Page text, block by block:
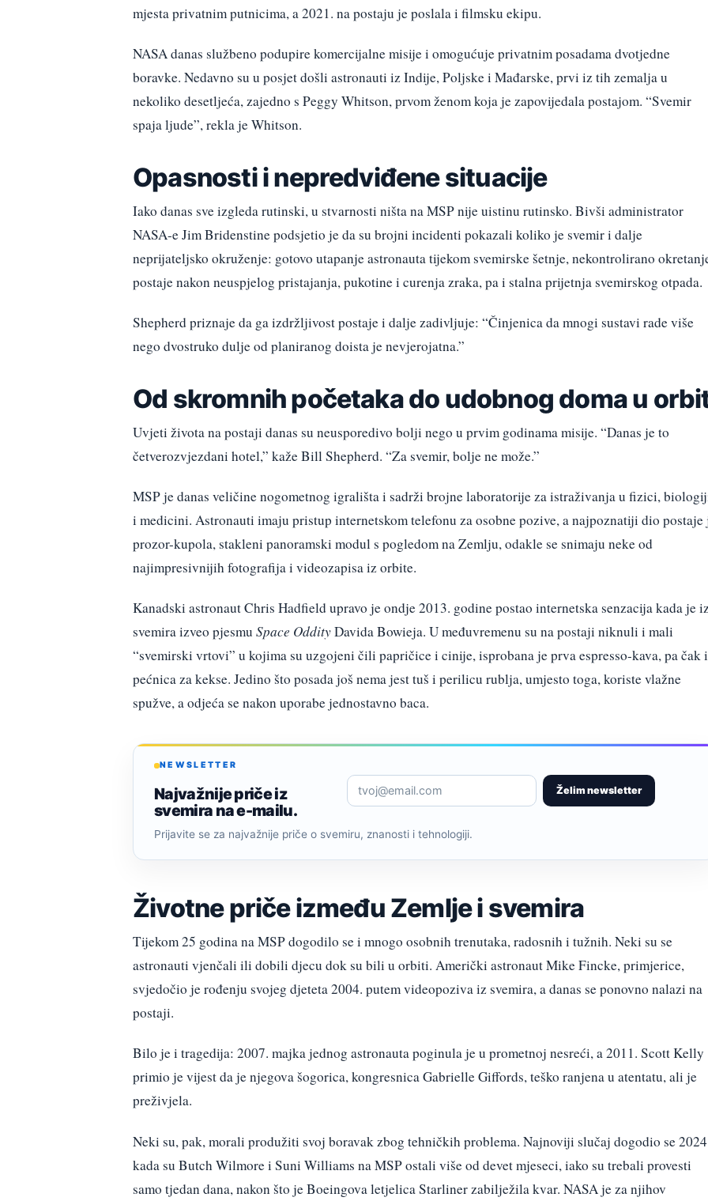
mjesta privatnim putnicima, a 2021. na postaju je poslala i filmsku ekipu.
NASA danas službeno podupire komercijalne misije i omogućuje privatnim posadama dvotjedne
boravke. Nedavno su u posjet došli astronauti iz Indije, Poljske i Mađarske, prvi iz tih zemalja u
nekoliko desetljeća, zajedno s Peggy Whitson, prvom ženom koja je zapovijedala postajom. “Svemir
spaja ljude”, rekla je Whitson.
Opasnosti i nepredviđene situacije
Iako danas sve izgleda rutinski, u stvarnosti ništa na MSP nije uistinu rutinsko. Bivši administrator
NASA-e Jim Bridenstine podsjetio je da su brojni incidenti pokazali koliko je svemir i dalje
neprijateljsko okruženje: gotovo utapanje astronauta tijekom svemirske šetnje, nekontrolirano
postaje nakon neuspjelog pristajanja, pukotine i curenja zraka, pa i stalna prijetnja svemirskog otpada.
Shepherd priznaje da ga izdržljivost postaje i dalje zadivljuje: “Činjenica da mnogi sustavi rade više
nego dvostruko dulje od planiranog doista je nevjerojatna.”
Od skromnih početaka do udobnog doma u
Uvjeti života na postaji danas su neusporedivo bolji nego u prvim godinama misije. “Danas je to
četverozvjezdani hotel,” kaže Bill Shepherd. “Za svemir, bolje ne može.”
MSP je danas veličine nogometnog igrališta i sadrži brojne laboratorije za istraživanja u fizici,
i medicini. Astronauti imaju pristup internetskom telefonu za osobne pozive, a najpoznatiji dio postaje
prozor-kupola, stakleni panoramski modul s pogledom na Zemlju, odakle se snimaju neke od
najimpresivnijih fotografija i videozapisa iz orbite.
Kanadski astronaut Chris Hadfield upravo je ondje 2013. godine postao internetska senzacija kada je
svemira izveo pjesmu Space OddityDavida Bowieja. U međuvremenu su na postaji niknuli i mali
“svemirski vrtovi” u kojima su uzgojeni čili papričice i cinije, isprobana je prva espresso-kava, pa čak i
pećnica za kekse. Jedino što posada još nema jest tuš i perilicu rublja, umjesto toga, koriste vlažne
spužve, a odjeća se nakon uporabe jednostavno baca.
NEWSLETTER
Najvažnije priče iz
svemira na e-mailu.
Želim newsletter
Prijavite se za najvažnije priče o svemiru, znanosti i tehnologiji.
Životne priče između Zemlje i svemira
Tijekom 25 godina na MSP dogodilo se i mnogo osobnih trenutaka, radosnih i tužnih. Neki su se
astronauti vjenčali ili dobili djecu dok su bili u orbiti. Američki astronaut Mike Fincke, primjerice,
svjedočio je rođenju svojeg djeteta 2004. putem videopoziva iz svemira, a danas se ponovno nalazi na
postaji.
Bilo je i tragedija: 2007. majka jednog astronauta poginula je u prometnoj nesreći, a 2011. Scott Kelly
primio je vijest da je njegova šogorica, kongresnica Gabrielle Giffords, teško ranjena u atentatu, ali je
preživjela.
Neki su, pak, morali produžiti svoj boravak zbog tehničkih problema. Najnoviji slučaj dogodio se
kada su Butch Wilmore i Suni Williams na MSP ostali više od devet mjeseci, iako su trebali provesti
samo tjedan dana, nakon što je Boeingova letjelica Starliner zabilježila kvar. NASA je za njihov